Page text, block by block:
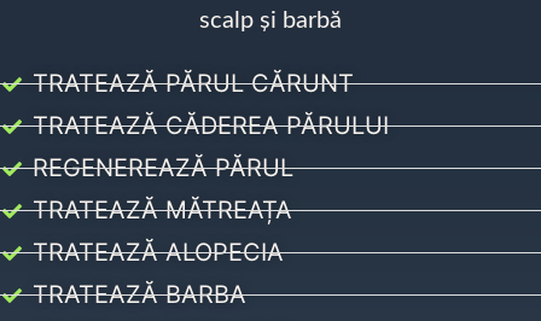
scalp și barbă
TRATEAZĂ PĂRUL CĂRUNT
TRATEAZĂ CĂDEREA PĂRULUI
REGENEREAZĂ PĂRUL
TRATEAZĂ MĂTREAȚA
TRATEAZĂ ALOPECIA
TRATEAZĂ BARBA